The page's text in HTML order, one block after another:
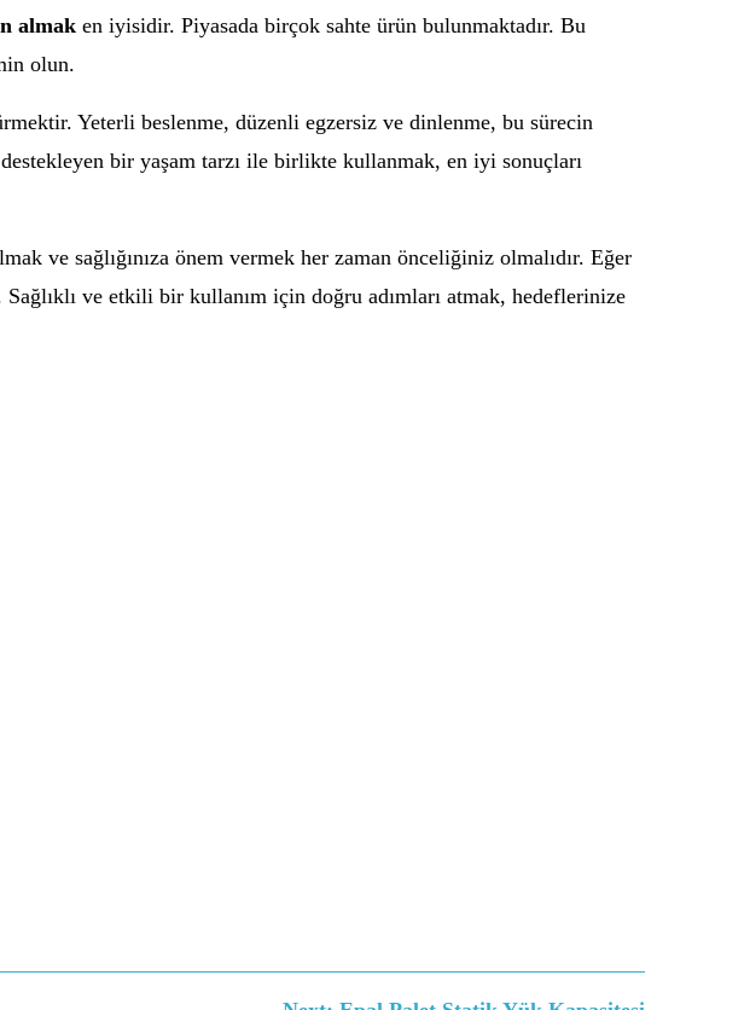
almak en iyisidir. Piyasada birçok sahte ürün bulunmaktadır. Bu
olun.
Yeterli beslenme, düzenli egzersiz ve dinlenme, bu sürecin
bir yaşam tarzı ile birlikte kullanmak, en iyi sonuçları
ve sağlığınıza önem vermek her zaman önceliğiniz olmalıdır. Eğer
ve etkili bir kullanım için doğru adımları atmak, hedeflerinize